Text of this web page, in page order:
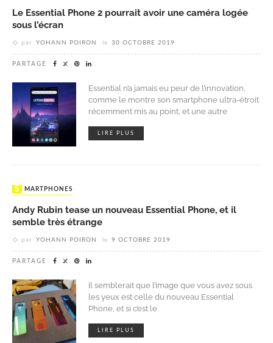
Le Essential Phone 2 pourrait avoir une caméra logée
sous l’écran
par YOHANN POIRON le 30 OCTOBRE 2019
PARTAGE
Essential n’a jamais eu peur de l’innovation,
comme le montre son smartphone ultra-étroit
récemment mis au point, et une autre
LIRE PLUS
SMARTPHONES
Andy Rubin tease un nouveau Essential Phone, et il
semble très étrange
par YOHANN POIRON le 9 OCTOBRE 2019
PARTAGE
Il semblerait que l’image que vous avez sous
les yeux est celle du nouveau Essential
Phone, et si c’est le
LIRE PLUS